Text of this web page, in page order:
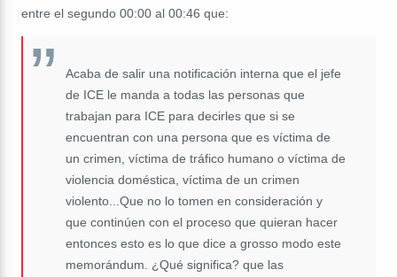
entre el segundo 00:00 al 00:46 que:
Acaba de salir una notificación interna que el jefe
de ICE le manda a todas las personas que
trabajan para ICE para decirles que si se
encuentran con una persona que es víctima de
un crimen, víctima de tráfico humano o víctima de
violencia doméstica, víctima de un crimen
violento...Que no lo tomen en consideración y
que continúen con el proceso que quieran hacer
entonces esto es lo que dice a grosso modo este
memorándum. ¿Qué significa? que las